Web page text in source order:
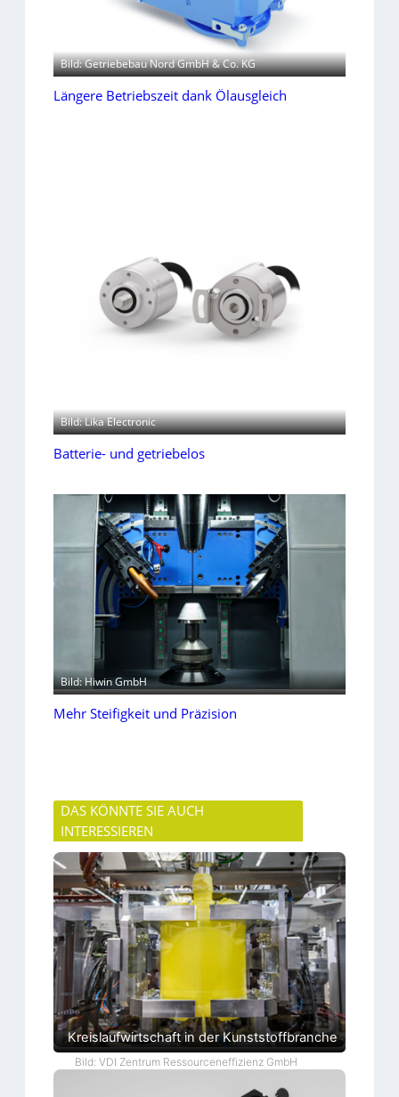
Bild: Getriebebau Nord GmbH & Co. KG
Längere Betriebszeit dank Ölausgleich
Bild: Lika Electronic
Batterie- und getriebelos
Bild: Hiwin GmbH
Mehr Steifigkeit und Präzision
DAS KÖNNTE SIE AUCH
INTERESSIEREN
Kreislaufwirtschaft in der Kunststoffbranche
Bild: VDI Zentrum Ressourceneffizienz GmbH